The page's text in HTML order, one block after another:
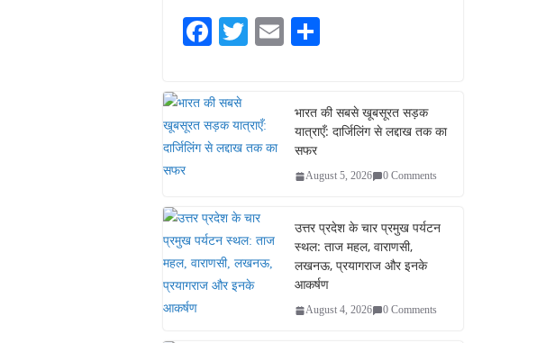
Fa
bo
ok
T
r
E
भारत की सबसे खूबसूरत सड़क
यात्राएँ: दार्जिलिंग से लद्दाख तक का
सफर
August 5, 2026 0 Comments
उत्तर प्रदेश के चार प्रमुख पर्यटन
स्थल: ताज महल, वाराणसी,
लखनऊ, प्रयागराज और इनके
आकर्षण
August 4, 2026 0 Comments